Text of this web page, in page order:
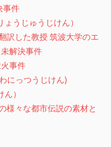
事件
うじゅうじけん）
訳した教授 筑波大学のエ
解決事件
事件
にっつうじけん)
）
様々な都市伝説の素材と